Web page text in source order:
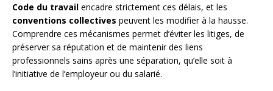
Code du travail encadre strictement ces délais, et les
conventions collectives peuvent les modifier à la hausse.
Comprendre ces mécanismes permet d’éviter les litiges, de
préserver sa réputation et de maintenir des liens
professionnels sains après une séparation, qu’elle soit à
l’initiative de l’employeur ou du salarié.